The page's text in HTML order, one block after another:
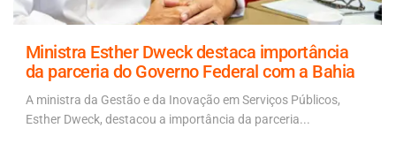
Ministra Esther Dweck destaca importância
da parceria do Governo Federal com a Bahia
A ministra da Gestão e da Inovação em Serviços Públicos,
Esther Dweck, destacou a importância da parceria...